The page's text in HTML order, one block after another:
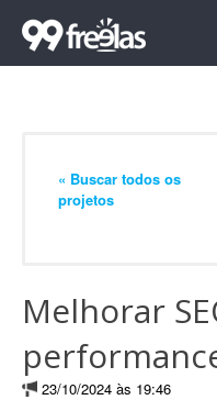
« Buscar todos os
projetos
Melhorar
23/10/2024 às 19:46